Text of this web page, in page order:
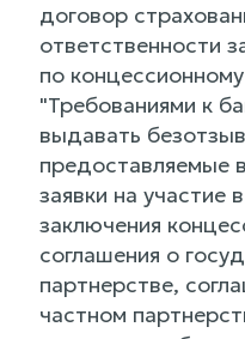
договор
ответственности
по
"Требованиями к
выдавать
предоставляемые
заявки на участие
заключения
соглашения о
партнерстве,
частном